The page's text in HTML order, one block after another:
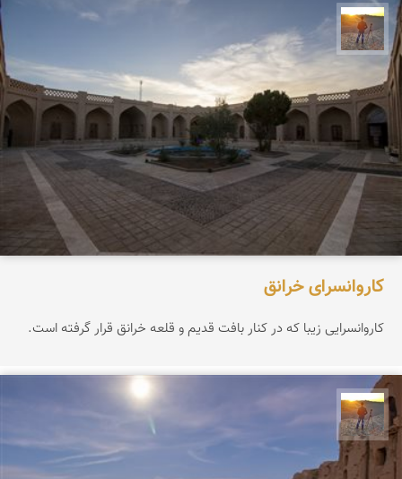
مهدی مخلصیان
کاروانسرای خرانق
کاروانسرایی زیبا که در کنار بافت قدیم و قلعه خرانق قرار گرفته است.